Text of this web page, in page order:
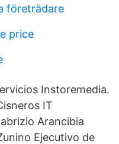
företrädare
price
Instoremedia.
IT
Arancibia
Ejecutivo de